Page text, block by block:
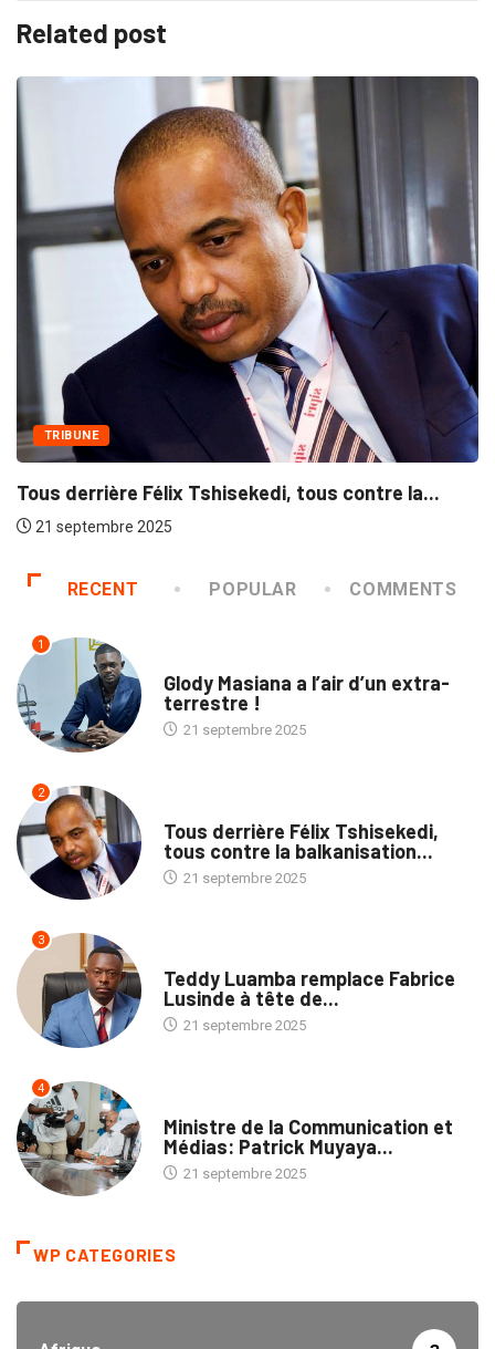
Related post
TRIBUNE
derrière Félix Tshisekedi, tous contre la...
septembre 2025
RECENT POPULAR COMMENTS
1
Glody Masiana a l’air d’un extra-
terrestre !
21 septembre 2025
2
Tous derrière Félix Tshisekedi,
tous contre la balkanisation...
21 septembre 2025
3
Teddy Luamba remplace Fabrice
Lusinde à tête de...
21 septembre 2025
4
Ministre de la Communication et
Médias: Patrick Muyaya...
21 septembre 2025
WP CATEGORIES